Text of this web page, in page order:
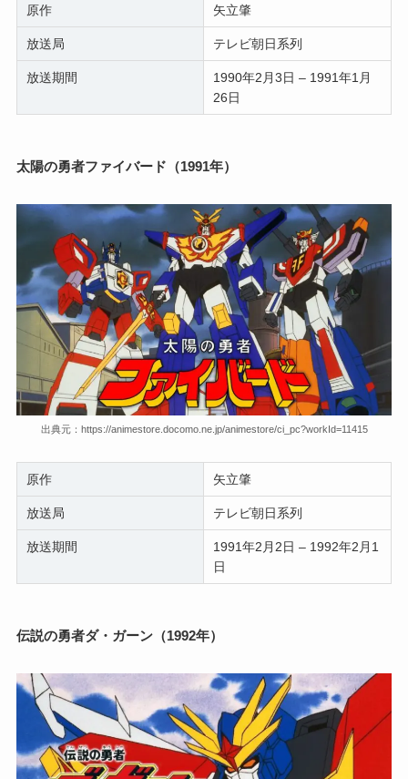
原作 矢立肇
放送局 テレビ朝日系列
放送期間
1990年2月3日 – 1991年1月
26日
太陽の勇者ファイバード（1991年）
出典元：https://animestore.docomo.ne.jp/animestore/ci_pc?workId=11415
原作 矢立肇
放送局 テレビ朝日系列
放送期間
1991年2月2日 – 1992年2月1
日
伝説の勇者ダ・ガーン（1992年）